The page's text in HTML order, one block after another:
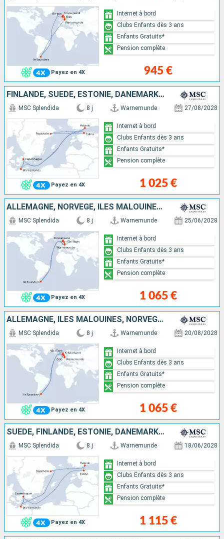
Payez en 4X 945 €
Internet à bord
Clubs Enfants dès 3 ans
Enfants Gratuits*
Pension complète
FINLANDE, SUÈDE, ESTONIE, DANEMARK, ALLEMAGNE
Payez en 4X
MSC Splendida 8 j Warnemunde 27/08/2028
1 025 €
Internet à bord
Clubs Enfants dès 3 ans
Enfants Gratuits*
Pension complète
ALLEMAGNE, NORVÈGE, ÎLES MALOUINES, DANEMARK
Payez en 4X
MSC Splendida 8 j Warnemunde 25/06/2028
1 065 €
Internet à bord
Clubs Enfants dès 3 ans
Enfants Gratuits*
Pension complète
ALLEMAGNE, ÎLES MALOUINES, NORVÈGE, DANEMARK
Payez en 4X
MSC Splendida 8 j Warnemunde 20/08/2028
1 065 €
Internet à bord
Clubs Enfants dès 3 ans
Enfants Gratuits*
Pension complète
SUÈDE, FINLANDE, ESTONIE, DANEMARK, ALLEMAGNE
Payez en 4X
MSC Splendida 8 j Warnemunde 18/06/2028
1 115 €
Internet à bord
Clubs Enfants dès 3 ans
Enfants Gratuits*
Pension complète